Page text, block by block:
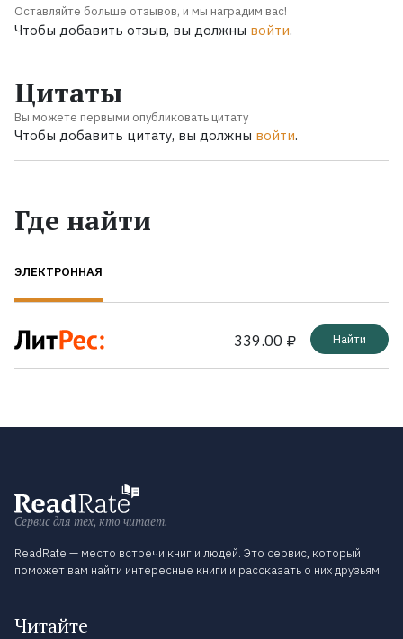
Оставляйте больше отзывов, и мы наградим вас!
Чтобы добавить отзыв, вы должны войти.
Цитаты
Вы можете первыми опубликовать цитату
Чтобы добавить цитату, вы должны войти.
Где найти
ЭЛЕКТРОННАЯ
339.00 ₽ Найти
Сервис для тех, кто читает.
ReadRate — место встречи книг и людей. Это сервис, который
поможет вам найти интересные книги и рассказать о них друзьям.
Читайте